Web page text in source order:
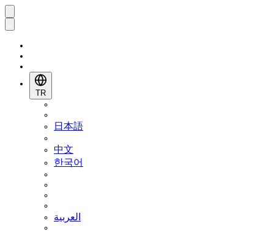
TR
日本語
中文
한국어
العربية